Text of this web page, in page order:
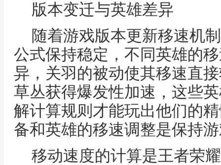
版本变迁与英雄差异
随着游戏版本更新移速机
公式保持稳定，不同英雄的
异，关羽的被动使其移速直
草丛获得爆发性加速，这些
解计算规则才能玩出他们的
备和英雄的移速调整是保持
移动速度的计算是王者荣